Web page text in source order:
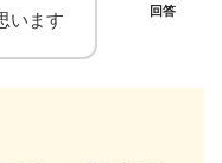
回答
います